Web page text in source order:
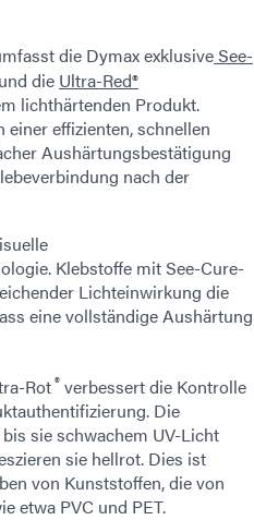
die Dymax exklusiveSee-
die Ultra-Red®
lichthärtenden Produkt.
effizienten, schnellen
Aushärtungsbestätigung
nach der
Klebstoffe mit See-Cure-
Lichteinwirkung die
eine vollständige Aushärtung
Rot® verbessert die Kontrolle
Die
sie schwachem UV-Licht
sie hellrot. Dies ist
von Kunststoffen, die von
etwa PVC und PET.